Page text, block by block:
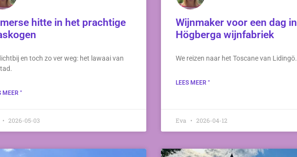
hitte in het prachtige
en toch zo ver weg: het lawaai van
MEER "
2026-05-03
Wijnmaker voor een dag in
Högberga wijnfabriek
We reizen naar het Toscane van Lidingö.
LEES MEER "
Eva 2026-04-12